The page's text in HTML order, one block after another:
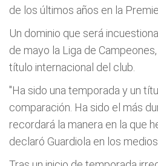
de los últimos años en la
Un dominio que será
de mayo la Liga de
título internacional del club.
"Ha sido una temporada y un
comparación. Ha sido el más
recordará la manera en la que
declaró Guardiola en los